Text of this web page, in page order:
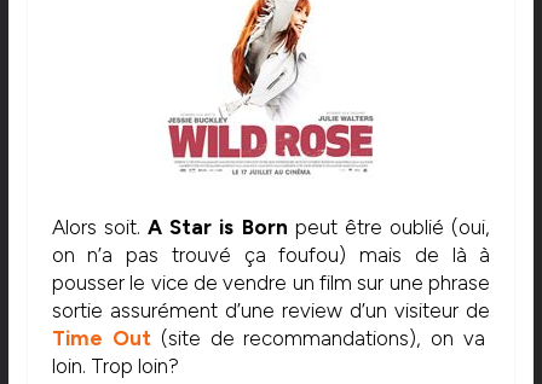
Alors soit. A Star is Born peut être oublié (oui,
on n’a pas trouvé ça foufou) mais de là à
pousser le vice de vendre un film sur une phrase
sortie assurément d’une review d’un visiteur de
Time Out(site de recommandations), on va
loin. Trop loin?